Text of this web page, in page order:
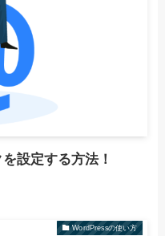
設定する方法！
WordPressの使い方